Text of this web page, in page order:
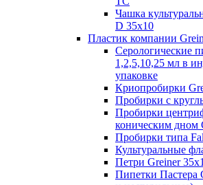
Чашка
D 35x10
Пластик компании
Серологические
1,2,5,10,25 мл в
упаковке
Криопробирки
Пробирки с
Пробирки
коническим дном
Пробирки типа
Культуральные
Петри Greiner
Пипетки Пастера